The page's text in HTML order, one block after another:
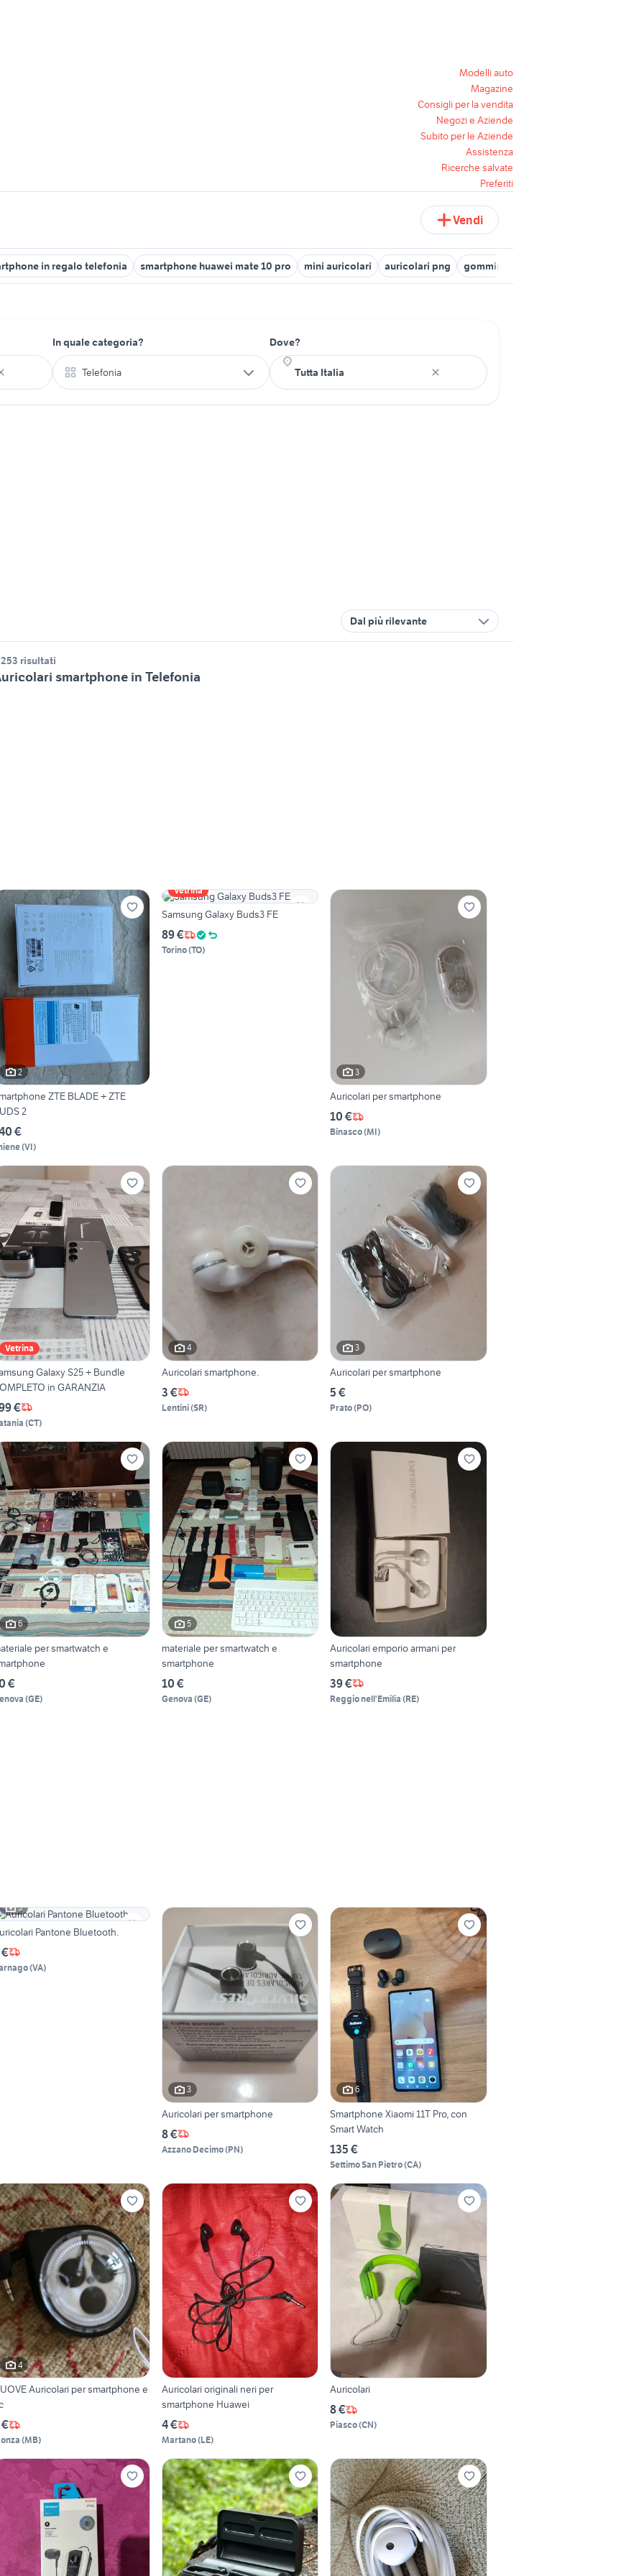
Modelli auto
Magazine
Consigli per la vendita
Negozi e Aziende
Subito per le Aziende
Assistenza
Ricerche salvate
Preferiti
Vendi
in regalo telefonia smartphone huawei mate 10 pro mini auricolari auricolari png gommini per auricolari
In quale categoria?
Telefonia
Dove?
Dal più rilevante
risultati
smartphone in Telefonia
2
ZTE BLADE + ZTE
2
€
(VI)
Vetrina
Samsung Galaxy Buds3 FE
89 €
Torino(TO)
3
Auricolari per smartphone
10 €
Binasco(MI)
Vetrina
Galaxy S25 + Bundle
in GARANZIA
€
(CT)
4
Auricolari smartphone.
3 €
Lentini(SR)
3
Auricolari per smartphone
5 €
Prato(PO)
6
per smartwatch e
€
(GE)
5
materiale per smartwatch e
smartphone
10 €
Genova (GE)
Auricolari emporio armani per
smartphone
39 €
Reggio nell'Emilia (RE)
3
Pantone Bluetooth.
(VA)
3
Auricolari per smartphone
8 €
Azzano Decimo(PN)
6
Smartphone Xiaomi 11T Pro, con
Smart Watch
135 €
Settimo San Pietro(CA)
4
Auricolari per smartphone e
(MB)
Auricolari originali neri per
smartphone Huawei
4 €
Martano(LE)
Auricolari
8 €
Piasco(CN)